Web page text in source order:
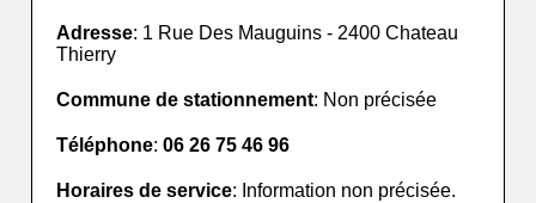
Adresse: 1 Rue Des Mauguins - 2400 Chateau
Thierry
Commune de stationnement: Non précisée
Téléphone:06 26 75 46 96
Horaires de service: Information non précisée.